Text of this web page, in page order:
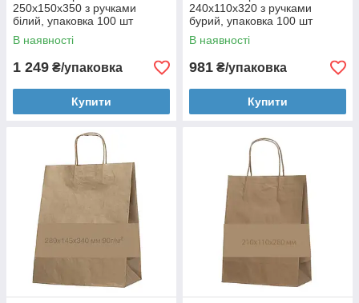
250х150х350 з ручками
білий, упаковка 100 шт
004200234
В наявності
1 249 ₴/упаковка
Купити
240х110х320 з ручками
бурий, упаковка 100 шт
004200194
В наявності
981 ₴/упаковка
Купити